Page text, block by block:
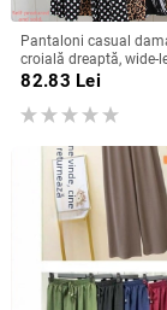
Pantaloni casual
croială dreaptă, wide-
înaltă, lungime până la
82.83 Lei